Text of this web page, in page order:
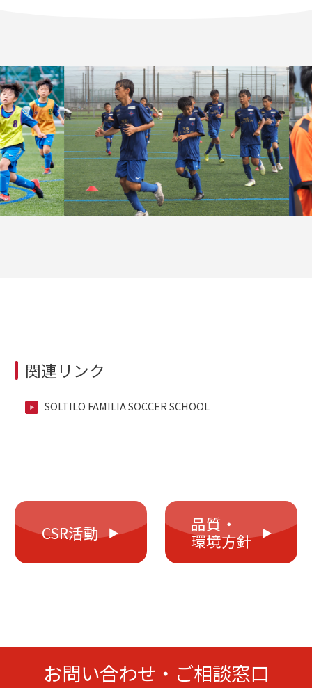
関連リンク
SOLTILO FAMILIA SOCCER SCHOOL
CSR活動
品質・
環境方針
お問い合わせ・ご相談窓口